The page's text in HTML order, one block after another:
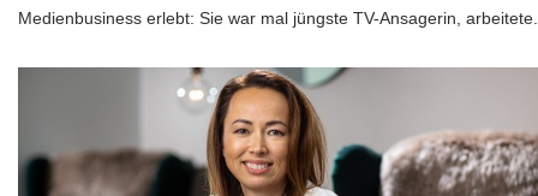
Medienbusiness erlebt: Sie war mal jüngste TV-Ansagerin, arbeitete